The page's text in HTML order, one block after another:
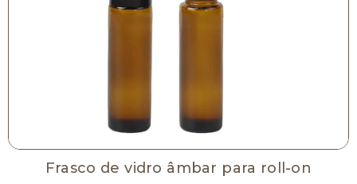
Frasco de vidro âmbar para roll-on